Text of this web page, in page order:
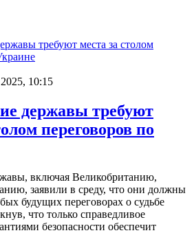
10:15
державы требуют
переговоров по
включая Великобританию,
заявили в среду, что они должны
будущих переговорах о судьбе
что только справедливое
безопасности обеспечит